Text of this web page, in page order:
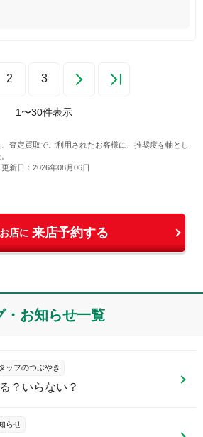
2 3
1 〜30件表示
査定買取でご利用されたお客様に、推奨度を軸とし
新日： 2026年08月06日
店に 来店予約する
・お知らせ一覧
ッフのつぶやき
？いらない？
らせ